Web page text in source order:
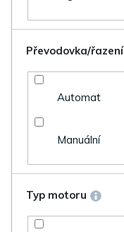
Převodovka/řazení
Automat
Manuální
Typ motoru